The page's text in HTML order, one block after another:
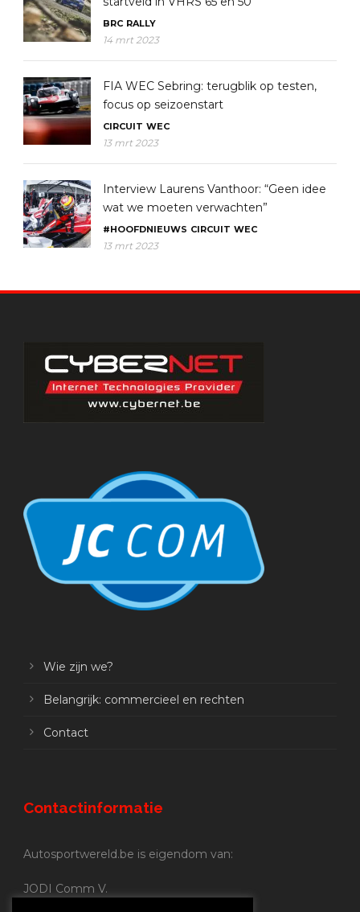
BRC RALLY
14 mrt 2023
FIA WEC Sebring: terugblik op testen,
focus op seizoenstart
CIRCUIT WEC
13 mrt 2023
Interview Laurens Vanthoor: “Geen idee
wat we moeten verwachten”
#HOOFDNIEUWS CIRCUIT WEC
13 mrt 2023
Wie zijn we?
Belangrijk: commercieel en rechten
Contact
Contactinformatie
Autosportwereld.be is eigendom van:
JODI Comm V.